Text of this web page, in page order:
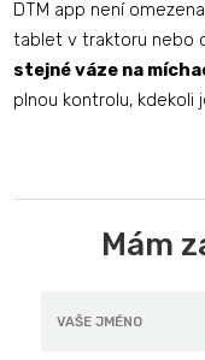
DTM app není
tablet v traktoru nebo
stejné váze na
plnou kontrolu, kdekoli
Mám